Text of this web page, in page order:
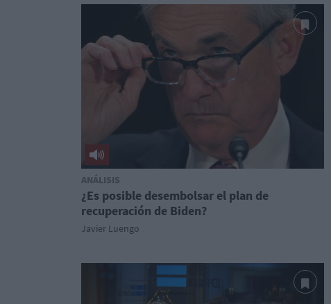
ANÁLISIS
¿Es posible desembolsar el plan de
recuperación de Biden?
Javier Luengo